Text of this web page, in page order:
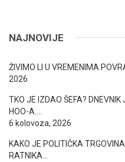
NAJNOVIJE
ŽIVIMO LI U VREMENIMA
2026
TKO JE IZDAO ŠEFA?
HOO-A….
6 kolovoza, 2026
KAKO JE POLITIČKA
RATNIKA…